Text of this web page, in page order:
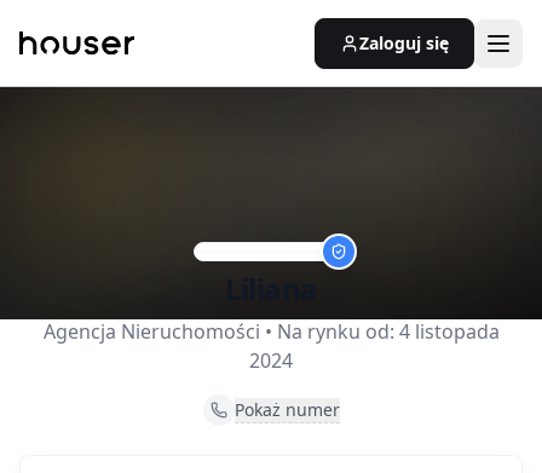
Zaloguj się
Agencja Nieruchomości • Na rynku od: 4 listopada
2024
Pokaż numer